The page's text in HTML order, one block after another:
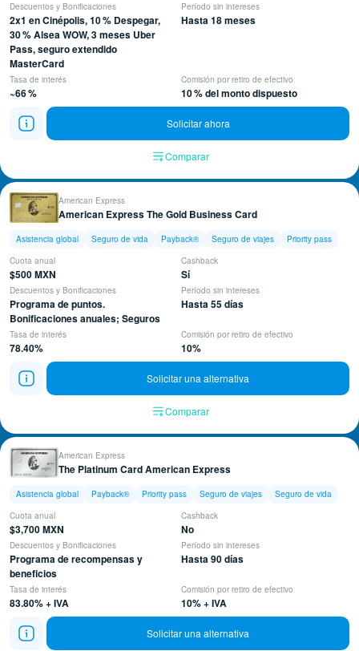
Descuentos y Bonificaciones
2x1 en Cinépolis, 10 % Despegar,
30 % Alsea WOW, 3 meses Uber
Pass, seguro extendido
MasterCard
Período sin intereses
Hasta 18 meses
Tasa de interés
~66 %
Comisión por retiro de efectivo
10 % del monto dispuesto
Solicitar ahora
Comparar
American Express
American Express The Gold Business Card
Asistencia global Seguro de vida Payback® Seguro de viajes
Priority pass
Cuota anual
$500 MXN
Cashback
Sí
Descuentos y Bonificaciones
Programa de puntos.
Bonificaciones anuales; Seguros
Período sin intereses
Hasta 55 días
Tasa de interés
78.40%
Comisión por retiro de efectivo
10%
Solicitar una alternativa
Comparar
American Express
The Platinum Card American Express
Asistencia global Payback® Priority pass Seguro de viajes
Seguro de vida
Cuota anual
$3,700 MXN
Cashback
No
Descuentos y Bonificaciones
Programa de recompensas y
beneficios
Período sin intereses
Hasta 90 días
Tasa de interés
83.80% + IVA
Comisión por retiro de efectivo
10% + IVA
Solicitar una alternativa